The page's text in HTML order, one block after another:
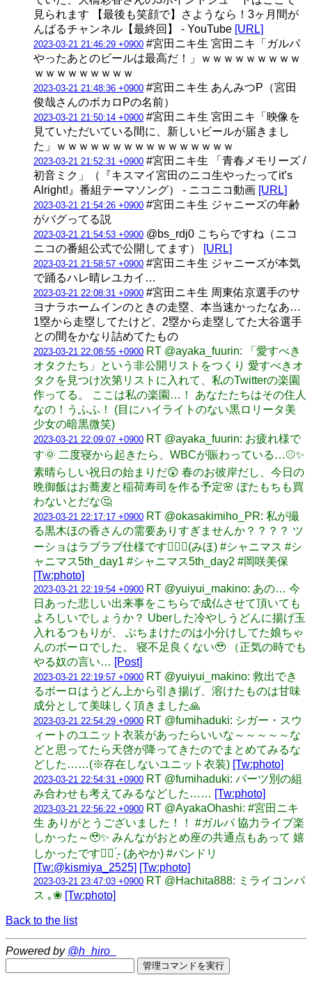
見られます 【最後も笑顔で】さようなら！3ヶ月間が
んばるチャンネル【最終回】 - YouTube [URL]
2023-03-21 21:46:29 +0900 #宮田ニキ生 宮田ニキ「ガルパ
やったあとのビールは最高だ！」ｗｗｗｗｗｗｗｗｗ
ｗｗｗｗｗｗｗｗｗ
2023-03-21 21:48:36 +0900 #宮田ニキ生 あんみつP（宮田
俊哉さんのボカロPの名前）
2023-03-21 21:50:14 +0900 #宮田ニキ生 宮田ニキ「映像を
見ていただいている間に、新しいビールが届きまし
た」ｗｗｗｗｗｗｗｗｗｗｗｗｗｗｗｗ
2023-03-21 21:52:31 +0900 #宮田ニキ生 「青春メモリーズ /
初音ミク」（『キスマイ宮田のニコ生やったってit’s
Alright!』番組テーマソング） - ニコニコ動画 [URL]
2023-03-21 21:54:26 +0900 #宮田ニキ生 ジャニーズの年齢
がバグってる説
2023-03-21 21:54:53 +0900 @bs_rdj0 こちらですね（ニコ
ニコの番組公式で公開してます）
[URL]
2023-03-21 21:58:57 +0900 #宮田ニキ生 ジャニーズが本気
で踊るハレ晴レユカイ…
2023-03-21 22:08:31 +0900 #宮田ニキ生 周東佑京選手のサ
ヨナラホームインのときの走塁、本当速かったなあ…
1塁から走塁してたけど、2塁から走塁してた大谷選手
との間をかなり詰めてたもの
2023-03-21 22:08:55 +0900 RT @ayaka_fuurin: 「愛すべき
オタクたち」という非公開リストをつくり 愛すべきオ
タクを見つけ次第リストに入れて、私のTwitterの楽園
作ってる。 ここは私の楽園…！ あなたたちはその住人
なの！うふふ！ (目にハイライトのない黒ロリータ美
少女の暗黒微笑)
2023-03-21 22:09:07 +0900 RT @ayaka_fuurin: お疲れ様で
す🌞 二度寝から起きたら、WBCが賑わっている…⚾️✨
素晴らしい祝日の始まりだ😲 春のお彼岸だし、今日の
晩御飯はお蕎麦と稲荷寿司を作る予定🌸 ぼたもちも買
わないとだな🤔
2023-03-21 22:17:17 +0900 RT @okasakimiho_PR: 私が撮
る黒木ほの香さんの需要ありすぎませんか？？？？ ツ
ーショはラブラブ仕様です👩‍❤️‍👩(みほ) #シャニマス #シ
ャニマス5th_day1 #シャニマス5th_day2 #岡咲美保
[Tw:photo]
2023-03-21 22:19:54 +0900 RT @yuiyui_makino: あの… 今
日あった悲しい出来事をこちらで成仏させて頂いても
よろしいでしょうか？ Uberした冷やしうどんに揚げ玉
入れるつもりが、 ぶちまけたのは小分けしてた娘ちゃ
んのボーロでした。 寝不足良くない🥹 （正気の時でも
やる奴の言い… [Post]
2023-03-21 22:19:57 +0900 RT @yuiyui_makino: 救出でき
るボーロはうどん上から引き揚げ、溶けたものは甘味
成分として美味しく頂きました🙏
2023-03-21 22:54:29 +0900 RT @fumihaduki: シガー・スウ
ィートのユニット衣装があったらいいな～～～～～な
どと思ってたら天啓が降ってきたのでまとめてみるな
どした……(※存在しないユニット衣装) [Tw:photo]
2023-03-21 22:54:31 +0900 RT @fumihaduki: パーツ別の組
み合わせも考えてみるなどした…… [Tw:photo]
2023-03-21 22:56:22 +0900 RT @AyakaOhashi: #宮田ニキ
生 ありがとうございました！！ #ガルパ 協力ライブ楽
しかった～🥹✨ みんながおとめ座の共通点もあって 嬉
しかったです👍🏻 ̖́- (あやか) #バンドリ
[Tw:@kismiya_2525] [Tw:photo]
2023-03-21 23:47:03 +0900 RT @Hachita888: ミライコンパ
ス ｡❀ [Tw:photo]
Back to the list
Powered by @h_hiro_